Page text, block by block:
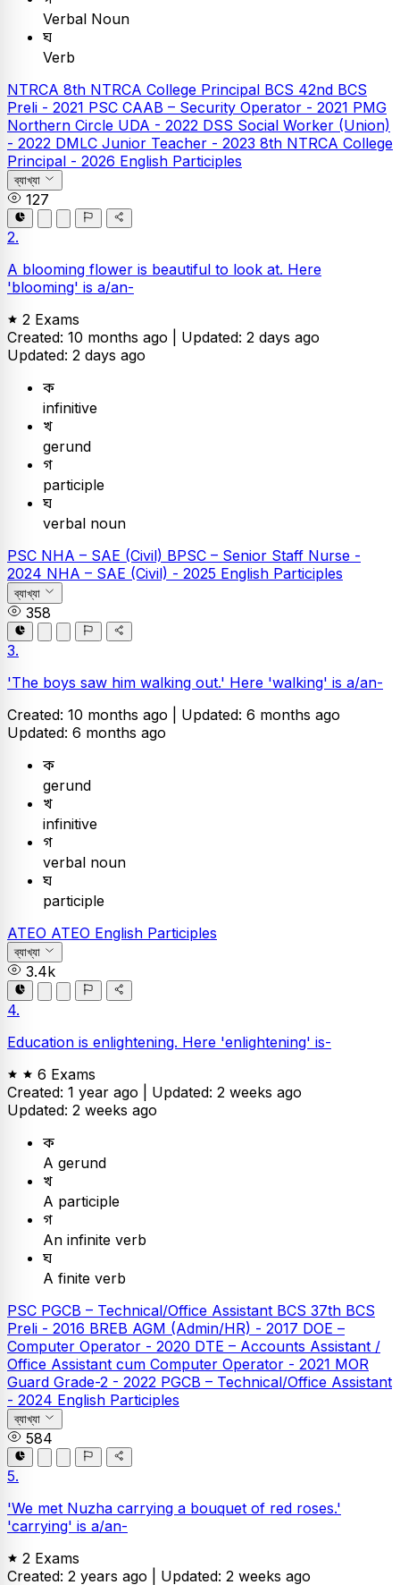
Verbal Noun
ঘ
Verb
NTRCA 8th NTRCA College Principal BCS 42nd BCS
Preli - 2021 PSC CAAB – Security Operator - 2021 PMG
Northern Circle UDA - 2022 DSS Social Worker (Union)
- 2022 DMLC Junior Teacher - 2023 8th NTRCA College
Principal - 2026 English Participles
ব্যাখ্যা
127
2.
A blooming flower is beautiful to look at. Here
'blooming' is a/an-
2 Exams
Created: 10 months ago | Updated: 2 days ago
Updated: 2 days ago
ক
infinitive
খ
gerund
গ
participle
ঘ
verbal noun
PSC NHA – SAE (Civil) BPSC – Senior Staff Nurse -
2024 NHA – SAE (Civil) - 2025 English Participles
ব্যাখ্যা
358
3.
'The boys saw him walking out.' Here 'walking' is a/an-
Created: 10 months ago | Updated: 6 months ago
Updated: 6 months ago
ক
gerund
খ
infinitive
গ
verbal noun
ঘ
participle
ATEO ATEO English Participles
ব্যাখ্যা
3.4k
4.
Education is enlightening. Here 'enlightening' is-
6 Exams
Created: 1 year ago | Updated: 2 weeks ago
Updated: 2 weeks ago
ক
A gerund
খ
A participle
গ
An infinite verb
ঘ
A finite verb
PSC PGCB – Technical/Office Assistant BCS 37th BCS
Preli - 2016 BREB AGM (Admin/HR) - 2017 DOE –
Computer Operator - 2020 DTE – Accounts Assistant /
Office Assistant cum Computer Operator - 2021 MOR
Guard Grade-2 - 2022 PGCB – Technical/Office Assistant
- 2024 English Participles
ব্যাখ্যা
584
5.
'We met Nuzha carrying a bouquet of red roses.'
'carrying' is a/an-
2 Exams
Created: 2 years ago | Updated: 2 weeks ago